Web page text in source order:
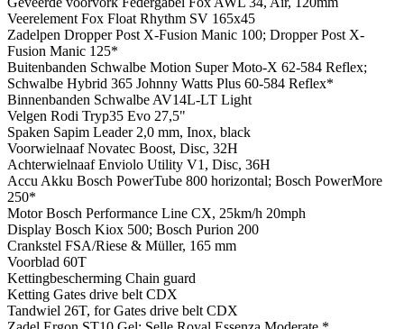
Veerelement Fox Float Rhythm SV 165x45
Zadelpen Dropper Post X-Fusion Manic 100; Dropper Post X-
Fusion Manic 125*
Buitenbanden Schwalbe Motion Super Moto-X 62-584 Reflex;
Schwalbe Hybrid 365 Johnny Watts Plus 60-584 Reflex*
Binnenbanden Schwalbe AV14L-LT Light
Velgen Rodi Tryp35 Evo 27,5"
Spaken Sapim Leader 2,0 mm, Inox, black
VoorwielnaafNovatec Boost, Disc, 32H
AchterwielnaafEnviolo Utility V1, Disc, 36H
Accu Akku Bosch PowerTube 800 horizontal; Bosch PowerMore
250*
MotorBosch Performance Line CX, 25km/h 20mph
Display Bosch Kiox 500; Bosch Purion 200
Crankstel FSA/Riese & Müller, 165 mm
Voorblad 60T
Kettingbescherming Chain guard
Ketting Gates drive belt CDX
Tandwiel 26T, for Gates drive belt CDX